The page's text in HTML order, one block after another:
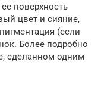
поверхность
цвет и сияние,
(если
Более подробно
сделанном одним